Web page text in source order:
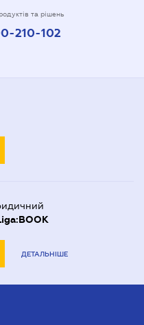
та рішень
210-102
ДЕТАЛЬНІШЕ